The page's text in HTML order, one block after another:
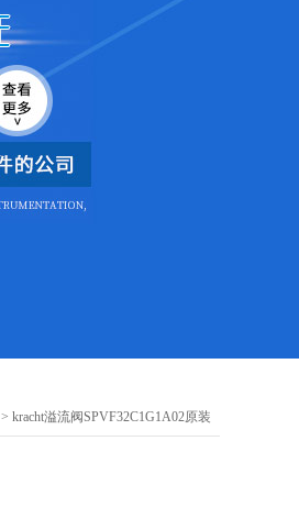
> kracht溢流阀SPVF32C1G1A02原装